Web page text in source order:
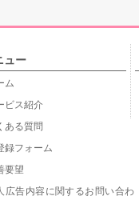
ュー
ム
ビス紹介
ある質問
録フォーム
要望
広告内容に関するお問い合わ